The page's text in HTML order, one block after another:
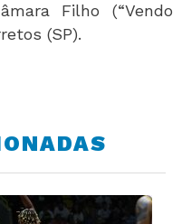
Filho (“Vendo
(SP).